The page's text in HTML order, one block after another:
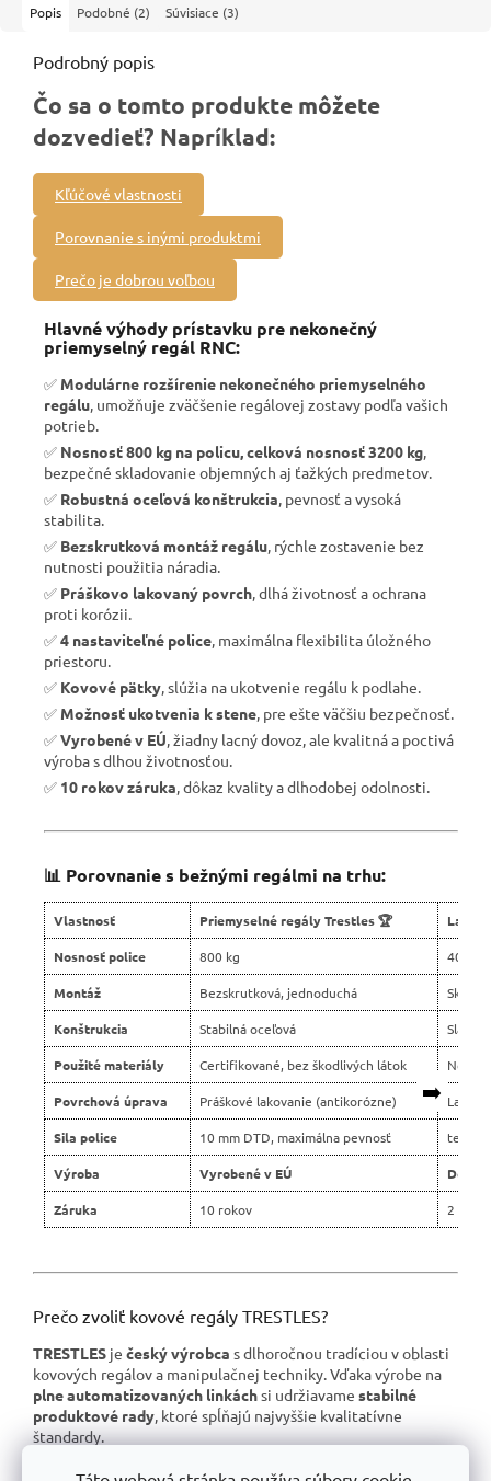
Popis Podobné (2) Súvisiace (3)
Podrobný popis
Čo sa o tomto produkte môžete
dozvedieť? Napríklad:
Kľúčové vlastnosti
Porovnanie s inými produktmi
Prečo je dobrou voľbou
Hlavné výhody prístavku pre nekonečný
priemyselný regál RNC:
✅ Modulárne rozšírenie nekonečného priemyselného
regálu , umožňuje zväčšenie regálovej zostavy podľa vašich
potrieb.
✅ Nosnosť 800 kg na policu, celková nosnosť 3200 kg
bezpečné skladovanie objemných aj ťažkých predmetov.
✅ Robustná oceľová konštrukcia , pevnosť a vysoká
stabilita.
✅ Bezskrutková montáž regálu , rýchle zostavenie bez
nutnosti použitia náradia.
✅ Práškovo lakovaný povrch , dlhá životnosť a ochrana
proti korózii.
✅4 nastaviteľné police , maximálna flexibilita úložného
priestoru.
✅ Kovové pätky , slúžia na ukotvenie regálu k podlahe.
✅ Možnosť ukotvenia k stene , pre ešte väčšiu bezpečnosť.
✅Vyrobené v EÚ , žiadny lacný dovoz, ale kvalitná a poctivá
výroba s dlhou životnosťou.
✅ 10 rokov záruka , dôkaz kvality a dlhodobej odolnosti.
📊 Porovnanie s bežnými regálmi na trhu:
➡️
Vlastnosť Priemyselné regály Trestles 🏆 Lacné
Nosnosť police 800 kg 400 kg
Montáž Bezskrutková, jednoduchá
Konštrukcia Stabilná oceľová Slabší
Použité materiály Certifikované, bez škodlivých látok
Povrchová úprava Práškové lakovanie (antikorózne) Lacné
Sila police 10 mm DTD, maximálna pevnosť tenšie
Výroba Vyrobené v EÚ Dovoz
Záruka 10 rokov 2 roky
Prečo zvoliť kovové regály TRESTLES?
TRESTLES je český výrobca s dlhoročnou tradíciou v oblasti
kovových regálov a manipulačnej techniky. Vďaka výrobe na
plne automatizovaných linkáchsi udržiavame stabilné
produktové rady , ktoré spĺňajú najvyššie kvalitatívne
štandardy.